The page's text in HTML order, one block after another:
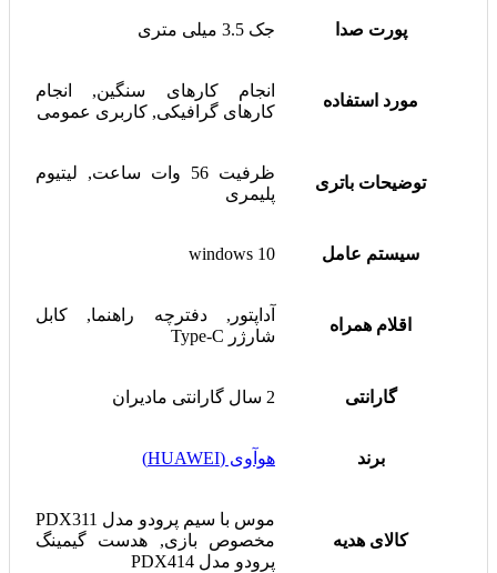
پورت صدا جک 3.5 میلی متری
مورد استفاده
انجام کارهای سنگین, انجام
کارهای گرافیکی, کاربری عمومی
توضیحات باتری
ظرفیت 56 وات ساعت, لیتیوم
پلیمری
سیستم عامل windows 10
اقلام همراه
آداپتور, دفترچه راهنما, کابل
شارژر Type-C
گارانتی 2 سال گارانتی مادیران
برند هوآوی (HUAWEI)
کالای هدیه
موس با سیم پرودو مدل PDX311
مخصوص بازی, هدست گیمینگ
پرودو مدل PDX414